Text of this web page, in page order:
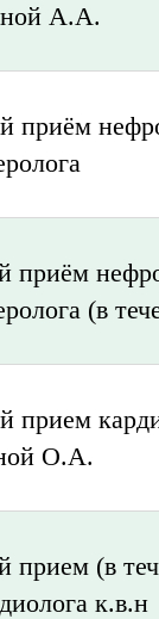
А.А.
приём
приём
(в
прием
О.А.
прием (в
к.в.н